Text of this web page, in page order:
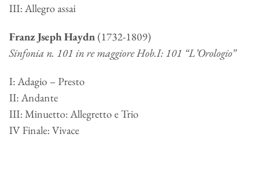
III: Allegro assai
Franz Jseph Haydn(1732-1809)
Sinfonia n. 101 in re maggiore Hob.I: 101 “L’Orologio”
I: Adagio – Presto
II: Andante
III: Minuetto: Allegretto e Trio
IV Finale: Vivace